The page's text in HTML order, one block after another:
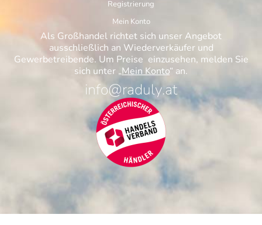
Registrierung
Mein Konto
Als Großhandel richtet sich unser Angebot
ausschließlich an Wiederverkäufer und
Gewerbetreibende. Um Preise einzusehen, melden Sie
sich unter „Mein Konto“ an.
info@raduly.at